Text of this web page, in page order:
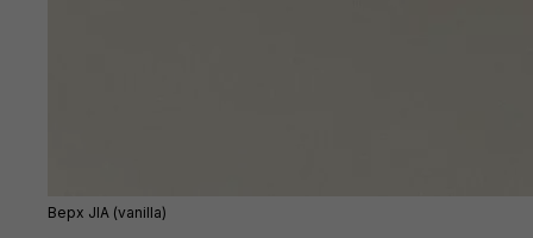
Верх JIA (vanilla)